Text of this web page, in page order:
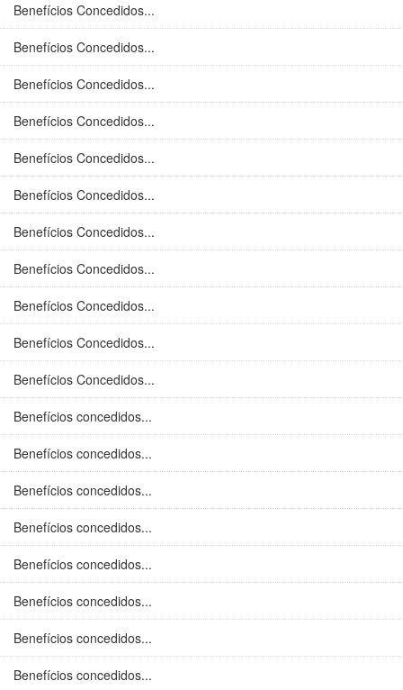
Benefícios Concedidos...
Benefícios Concedidos...
Benefícios Concedidos...
Benefícios Concedidos...
Benefícios Concedidos...
Benefícios Concedidos...
Benefícios Concedidos...
Benefícios Concedidos...
Benefícios Concedidos...
Benefícios Concedidos...
Benefícios Concedidos...
Benefícios concedidos...
Benefícios concedidos...
Benefícios concedidos...
Benefícios concedidos...
Benefícios concedidos...
Benefícios concedidos...
Benefícios concedidos...
Benefícios concedidos...